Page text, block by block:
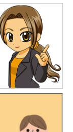
ます。
国際展示場）
ださい。
れました。